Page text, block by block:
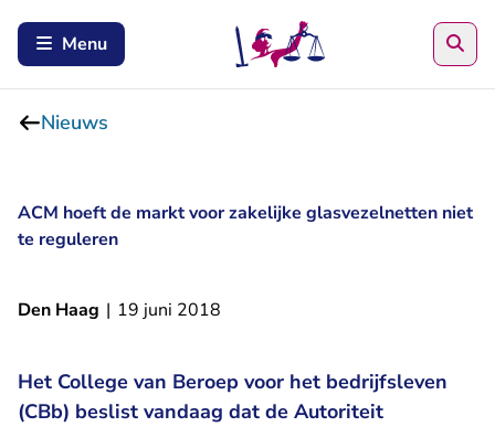
Menu
Nieuws
ACM hoeft de markt voor zakelijke glasvezelnetten niet
te reguleren
Den Haag | 19 juni 2018
Het College van Beroep voor het bedrijfsleven
(CBb) beslist vandaag dat de Autoriteit